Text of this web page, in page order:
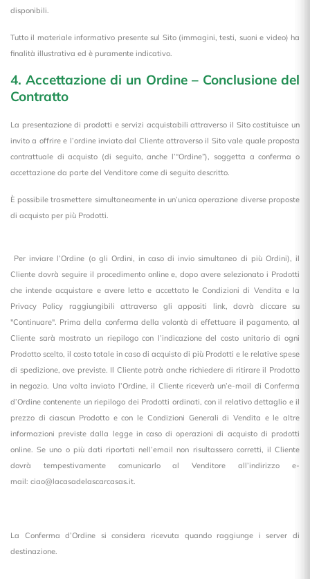
disponibili.
Tutto il materiale informativo presente sul Sito (immagini, testi, suoni e video) ha
finalità illustrativa ed è puramente indicativo.
4. Accettazione di un Ordine – Conclusione del
Contratto
La presentazione di prodotti e servizi acquistabili attraverso il Sito costituisce un
invito a offrire e l’ordine inviato dal Cliente attraverso il Sito vale quale proposta
contrattuale di acquisto (di seguito, anche l’“Ordine”), soggetta a conferma o
accettazione da parte del Venditore come di seguito descritto.
È possibile trasmettere simultaneamente in un’unica operazione diverse proposte
di acquisto per più Prodotti.
Per inviare l’Ordine (o gli Ordini, in caso di invio simultaneo di più Ordini), il
Cliente dovrà seguire il procedimento online e, dopo avere selezionato i Prodotti
che intende acquistare e avere letto e accettato le Condizioni di Vendita e la
Privacy Policy raggiungibili attraverso gli appositi link, dovrà cliccare su
"Continuare". Prima della conferma della volontà di effettuare il pagamento, al
Cliente sarà mostrato un riepilogo con l’indicazione del costo unitario di ogni
Prodotto scelto, il costo totale in caso di acquisto di più Prodotti e le relative spese
di spedizione, ove previste. Il Cliente potrà anche richiedere di ritirare il Prodotto
in negozio. Una volta inviato l’Ordine, il Cliente riceverà un’e-mail di Conferma
d’Ordine contenente un riepilogo dei Prodotti ordinati, con il relativo dettaglio e il
prezzo di ciascun Prodotto e con le Condizioni Generali di Vendita e le altre
informazioni previste dalla legge in caso di operazioni di acquisto di prodotti
online. Se uno o più dati riportati nell’email non risultassero corretti, il Cliente
dovrà tempestivamente comunicarlo al Venditore all’indirizzo e-
mail: ciao@lacasadelascarcasas.it
La Conferma d’Ordine si considera ricevuta quando raggiunge i server di
destinazione.